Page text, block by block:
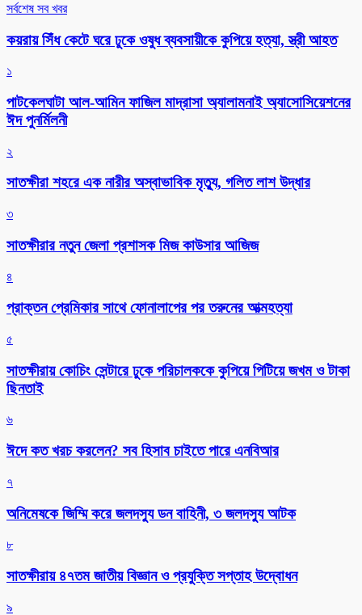
সর্বশেষ সব খবর
কয়রায় সিঁধ কেটে ঘরে ঢুকে ওষুধ ব্যবসায়ীকে কুপিয়ে হত্যা, স্ত্রী আহত
১
পাটকেলঘাটা আল-আমিন ফাজিল মাদ্রাসা অ্যালামনাই অ্যাসোসিয়েশনের
ঈদ পুনর্মিলনী
২
সাতক্ষীরা শহরে এক নারীর অস্বাভাবিক মৃত্যু, গলিত লাশ উদ্ধার
৩
সাতক্ষীরার নতুন জেলা প্রশাসক মিজ কাউসার আজিজ
৪
প্রাক্তন প্রেমিকার সাথে ফোনালাপের পর তরুনের আত্মহত্যা
৫
সাতক্ষীরায় কোচিং সেন্টারে ঢুকে পরিচালককে কুপিয়ে পিটিয়ে জখম ও টাকা
ছিনতাই
৬
ঈদে কত খরচ করলেন? সব হিসাব চাইতে পারে এনবিআর
৭
অনিমেষকে জিম্মি করে জলদস্যু ডন বাহিনী, ৩ জলদস্যু আটক
৮
সাতক্ষীরায় ৪৭তম জাতীয় বিজ্ঞান ও প্রযুক্তি সপ্তাহ উদ্বোধন
৯